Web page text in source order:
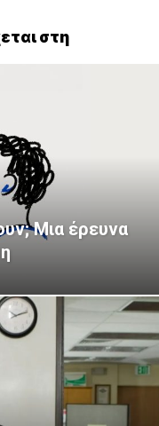
στη
Μια έρευνα